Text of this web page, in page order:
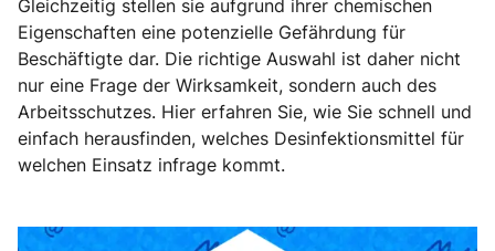
Gleichzeitig stellen sie aufgrund ihrer chemischen
Eigenschaften eine potenzielle Gefährdung für
Beschäftigte dar. Die richtige Auswahl ist daher nicht
nur eine Frage der Wirksamkeit, sondern auch des
Arbeitsschutzes. Hier erfahren Sie, wie Sie schnell und
einfach herausfinden, welches Desinfektionsmittel für
welchen Einsatz infrage kommt.